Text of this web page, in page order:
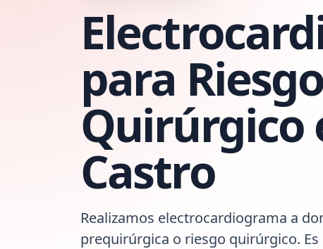
para Riesgo
Quirúrgico
Castro
Realizamos electrocardiograma a
prequirúrgica o riesgo quirúrgico.